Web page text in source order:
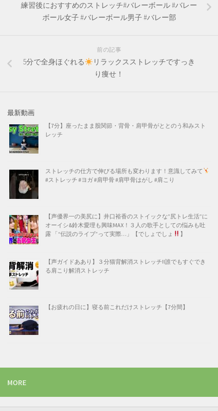
練習後におすすめのストレッチ#バレーボール #バレー
ボール女子 #バレーボール男子 #バレー部
前の記事
5分で全身ほぐれる
リラックスストレッチですっき
り痩せ！
最新動画
【7分】座ったまま股関節・背骨・肩甲骨がととのう和みスト
レッチ
ストレッチの仕方で伸びる場所も変わります！意識してみて
#ストレッチ #ヨガ #肩甲骨 #肩甲骨はがし #肩こり
【声優界一の美尻に】井口裕香のストイックな”尻トレ生活”に
オーイシ&鈴木愛理も興味MAX！３人の歌手としての悩みも吐
露 「“伝説のライブ”って実際…」【でしょでしょ
】
【声ガイドああり】３分猫背解消ストレッチ!!誰でもすぐでき
る肩こり解消ストレッチ
【お疲れの日に】寝る前これだけストレッチ【7分間】
MORE